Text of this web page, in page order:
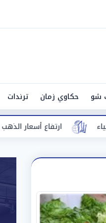
شو حكاوي زمان ترندات
اليوم الجمعة في مصر